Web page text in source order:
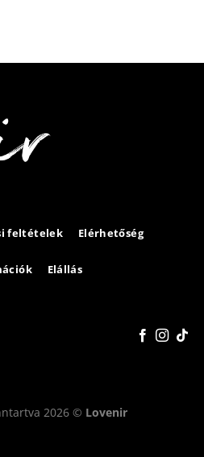
feltételek Elérhetőség
Elállás
2026 © Lovenir